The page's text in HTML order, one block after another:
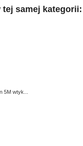
samej kategorii:
5M wtyk...